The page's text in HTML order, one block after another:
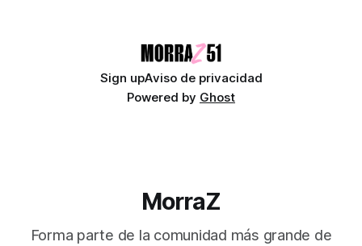
Sign upAviso de privacidad
Powered by Ghost
MorraZ
Forma parte de la comunidad más grande de